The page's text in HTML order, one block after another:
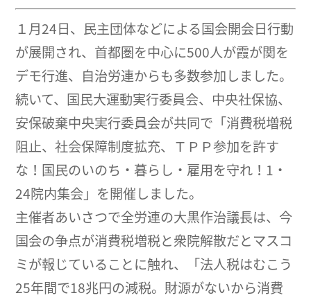
１月24日、民主団体などによる国会開会日行動
が展開され、首都圏を中心に500人が霞が関を
デモ行進、自治労連からも多数参加しました。
続いて、国民大運動実行委員会、中央社保協、
安保破棄中央実行委員会が共同で「消費税増税
阻止、社会保障制度拡充、ＴＰＰ参加を許す
な！国民のいのち・暮らし・雇用を守れ！1・
24院内集会」を開催しました。
主催者あいさつで全労連の大黒作治議長は、今
国会の争点が消費税増税と衆院解散だとマスコ
ミが報じていることに触れ、「法人税はむこう
25年間で18兆円の減税。財源がないから消費